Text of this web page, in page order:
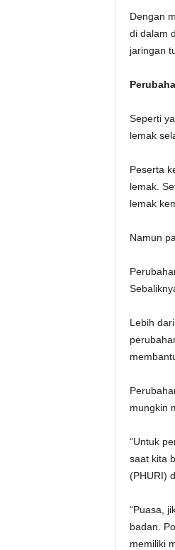
Dengan
di dalam
jaringan
Seperti
lemak
Peserta
lemak.
lemak
Namun
Lebih
mungkin
“Untuk
saat kita
(PHURI)
“Puasa,
badan.
memiliki